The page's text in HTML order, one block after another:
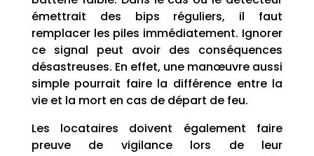
émettrait des bips réguliers, il faut
remplacer les piles immédiatement. Ignorer
ce signal peut avoir des conséquences
désastreuses. En effet, une manœuvre aussi
simple pourrait faire la différence entre la
vie et la mort en cas de départ de feu.
Les locataires doivent également faire
preuve de vigilance lors de leur